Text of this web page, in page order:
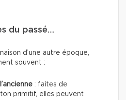
du passé…
d’une autre époque,
souvent :
: faites de
primitif, elles peuvent